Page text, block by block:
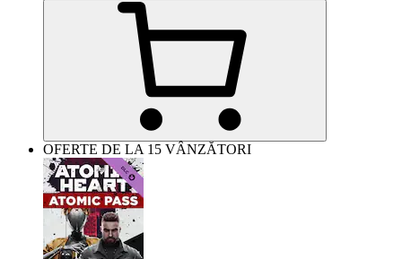
OFERTE DE LA 15 VÂNZĂTORI